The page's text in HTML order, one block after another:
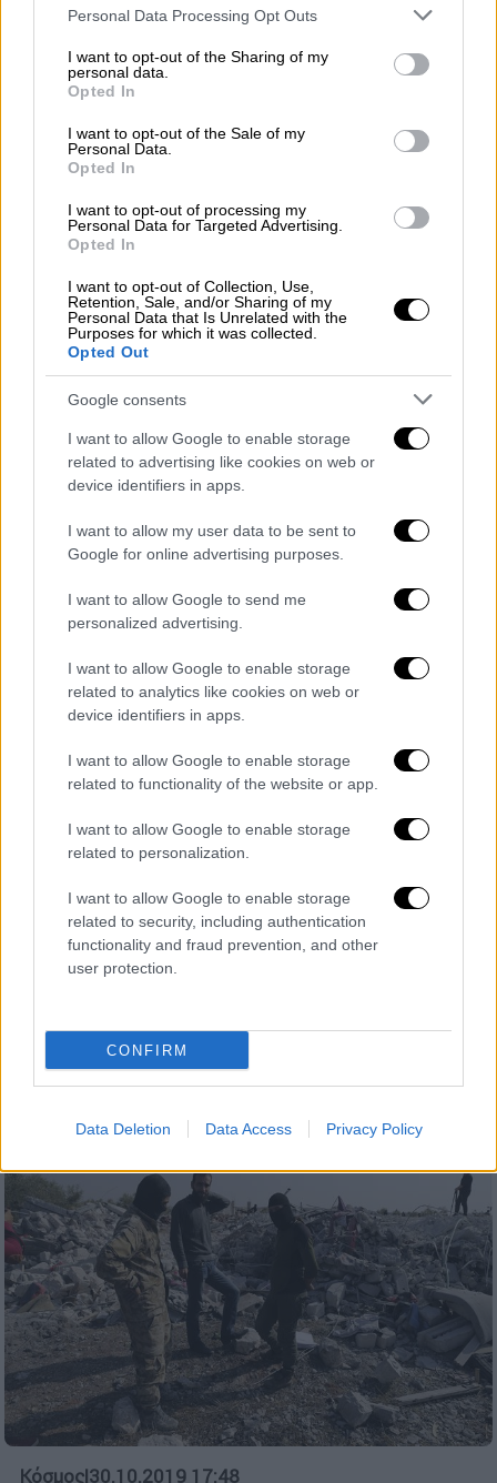
Please note that this website/app uses one or more Google
not limited to your visit or usage behaviour. You may click to
grant or deny consent to Google and its third-party tags to
use your data for below specified purposes in below Google
consent section.
Personal Data Processing Opt Outs
I want to opt-out of the Sharing of my
personal data.
Opted In
I want to opt-out of the Sale of my
Personal Data.
Opted In
I want to opt-out of processing my
Personal Data for Targeted Advertising.
Opted In
I want to opt-out of Collection, Use,
Retention, Sale, and/or Sharing of my
Personal Data that Is Unrelated with the
Purposes for which it was collected.
Opted Out
Google consents
I want to allow Google to enable storage
related to advertising like cookies on web or
device identifiers in apps.
I want to allow my user data to be sent to
Google for online advertising purposes.
I want to allow Google to send me
personalized advertising.
I want to allow Google to enable storage
related to analytics like cookies on web or
device identifiers in apps.
I want to allow Google to enable storage
related to functionality of the website or app.
I want to allow Google to enable storage
related to personalization.
I want to allow Google to enable storage
related to security, including authentication
functionality and fraud prevention, and other
user protection.
CONFIRM
Data Deletion Data Access Privacy Policy
Κόσμος|31.10.2019 14:03
επιχείρησης εξόντωσης του Aλ
Μπαγκντάντι (vid)
Το βίντεο έδωσε στη δημοσιότητα το
αμερικανικό Πεντάγωνο, ενώ σημειώνεται
ότι το προηγούμενο διάστημα ο Ντόναλντ
Τραμπ είχε πει ότι θα δοθεί υλικό της
επιχείρησης στη δημοσιότητα
31.10.2019 10:37
Το Twitter γλεντάει τον Τραμπ για
ανάρτησε
Το... τερμάτισε για ακόμα μία φορά ο
Αμερικανός πρόεδρος
Κόσμος|30.10.2019 17:48